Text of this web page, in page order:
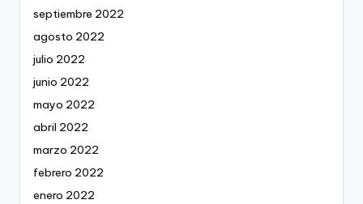
septiembre 2022
agosto 2022
julio 2022
junio 2022
mayo 2022
abril 2022
marzo 2022
febrero 2022
enero 2022